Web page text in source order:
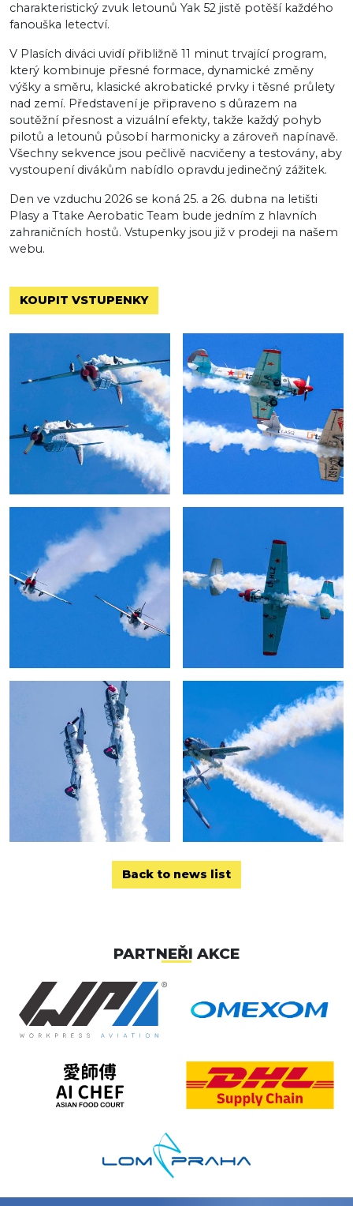
charakteristický zvuk letounů Yak 52 jistě potěší každého
fanouška letectví.
V Plasích diváci uvidí přibližně 11 minut trvající program,
který kombinuje přesné formace, dynamické změny
výšky a směru, klasické akrobatické prvky i těsné průlety
nad zemí. Představení je připraveno s důrazem na
soutěžní přesnost a vizuální efekty, takže každý pohyb
pilotů a letounů působí harmonicky a zároveň napínavě.
Všechny sekvence jsou pečlivě nacvičeny a testovány, aby
vystoupení divákům nabídlo opravdu jedinečný zážitek.
Den ve vzduchu 2026 se koná 25. a 26. dubna na letišti
Plasy a Ttake Aerobatic Team bude jedním z hlavních
zahraničních hostů. Vstupenky jsou již v prodeji na našem
webu.
KOUPIT VSTUPENKY
Back to news list
PARTNEŘI AKCE